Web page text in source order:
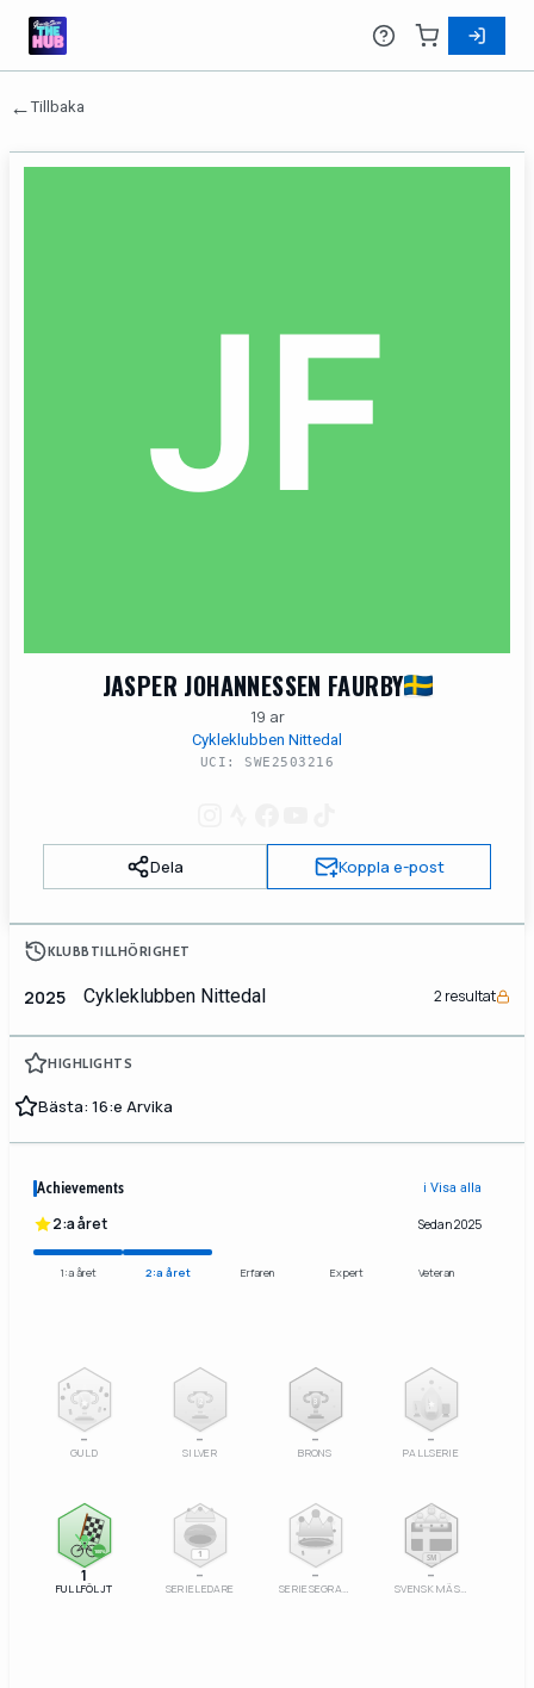
←Tillbaka
JASPER JOHANNESSEN FAURBY
19 ar
Cykleklubben Nittedal
UCI: SWE2503216
Dela Koppla e-post
KLUBBTILLHÖRIGHET
2025 Cykleklubben Nittedal 2 resultat
HIGHLIGHTS
Bästa: 16:e Arvika
Achievements ℹ️ Visa alla
2:a året Sedan 2025
1:a året 2:a året Erfaren Expert Veteran
–
GULD
–
SILVER
3
–
BRONS
–
PALLSERIE
100%
1
FULLFÖLJT
1
–
SERIELEDARE
–
SERIESEGRARE
SM
–
SVENSK MÄSTARE